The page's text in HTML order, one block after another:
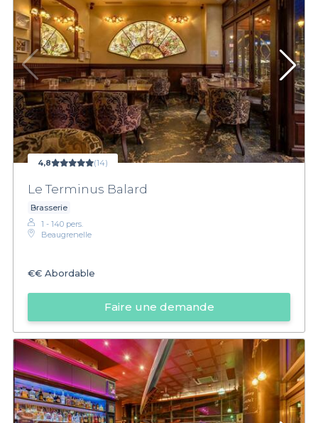
4,8 (14)
Le Terminus Balard
Brasserie
1 - 140 pers.
Beaugrenelle
€€ Abordable
Faire une demande